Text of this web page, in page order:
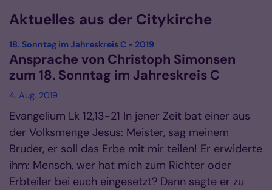
Aktuelles aus der Citykirche
18. Sonntag im Jahreskreis C - 2019
Ansprache von Christoph Simonsen
zum 18. Sonntag im Jahreskreis C
4. Aug. 2019
Evangelium Lk 12,13-21 In jener Zeit bat einer aus
der Volksmenge Jesus: Meister, sag meinem
Bruder, er soll das Erbe mit mir teilen! Er erwiderte
ihm: Mensch, wer hat mich zum Richter oder
Erbteiler bei euch eingesetzt? Dann sagte er zu